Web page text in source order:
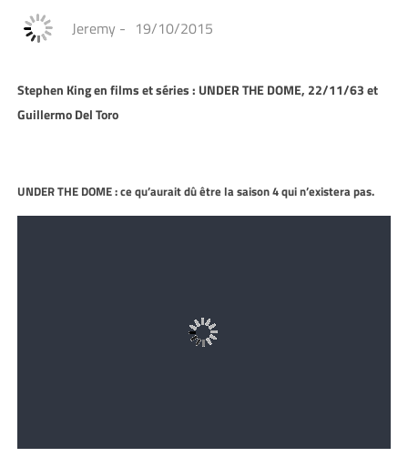
Jeremy - 19/10/2015
Stephen King en films et séries : UNDER THE DOME, 22/11/63 et
Guillermo Del Toro
UNDER THE DOME : ce qu’aurait dû être la saison 4 qui n’existera pas.